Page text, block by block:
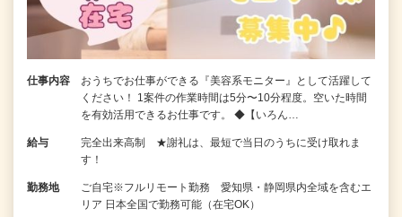
仕事内容
おうちでお仕事ができる『美容系モニター』として活躍して
ください！ 1案件の作業時間は5分〜10分程度。空いた時間
を有効活用できるお仕事です。 ◆【いろん…
給与
完全出来高制 ★謝礼は、最短で当日のうちに受け取れま
す！
勤務地
ご自宅※フルリモート勤務 愛知県・静岡県内全域を含むエ
リア 日本全国で勤務可能（在宅OK）